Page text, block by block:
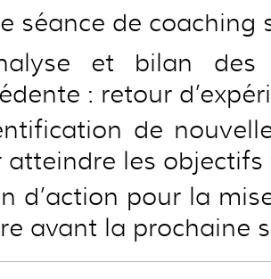
séance de coaching
et bilan des
: retour
de
atteindre les
d’action pour la
avant la prochaine